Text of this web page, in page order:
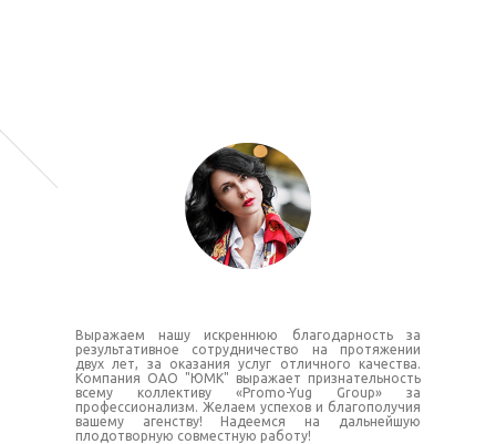
Выражаем нашу искреннюю благодарность за
результативное сотрудничество на протяжении
двух лет, за оказания услуг отличного качества.
Компания ОАО "ЮМК" выражает признательность
всему коллективу «Promo-Yug Group» за
профессионализм. Желаем успехов и благополучия
вашему агенству! Надеемся на дальнейшую
плодотворную совместную работу!